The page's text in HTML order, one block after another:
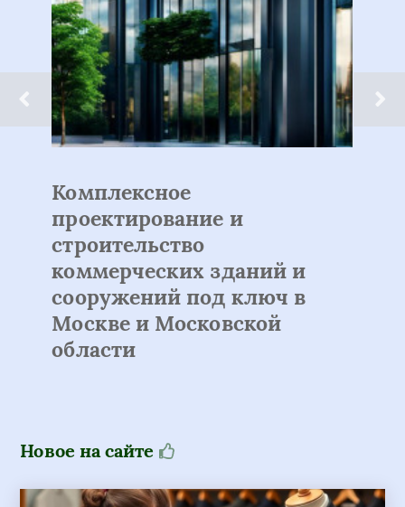
Комплексное
проектирование и
строительство
коммерческих зданий и
сооружений под ключ в
Москве и Московской
области
Новое на сайте